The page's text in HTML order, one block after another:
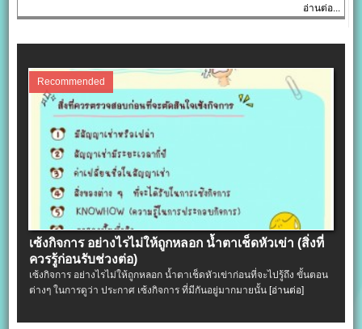
อ่านต่อ...
Recommended
เซ้งกิจการ อย่างไรไม่ให้ถูกหลอก น้ำตาเช็ดหัวเข่า (สิ่งที่
ควรรู้ก่อนรับช่วงต่อ)
เซ้งกิจการ อย่างไรไม่ให้ถูกหลอก น้ำตาเช็ดหัวเข่าก่อนที่จะไปรู้ถึง ขั้นตอน
ต่างๆ ในการดูว่า ประกาศ เซ้งกิจการ ที่มีกันอยู่มากมายนั้น[อ่านต่อ]